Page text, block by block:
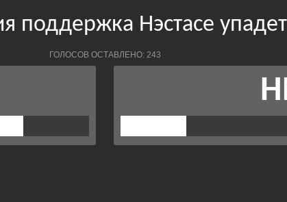
поддержка Нэстасе
ГОЛОСОВ ОСТАВЛЕНО: 243